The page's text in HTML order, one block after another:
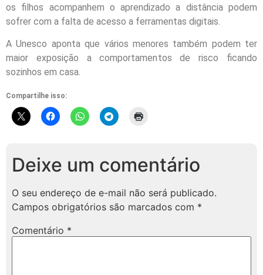
os filhos acompanhem o aprendizado a distância podem
sofrer com a falta de acesso a ferramentas digitais.
A Unesco aponta que vários menores também podem ter
maior exposição a comportamentos de risco ficando
sozinhos em casa.
Compartilhe isso:
Deixe um comentário
O seu endereço de e-mail não será publicado.
Campos obrigatórios são marcados com *
Comentário *